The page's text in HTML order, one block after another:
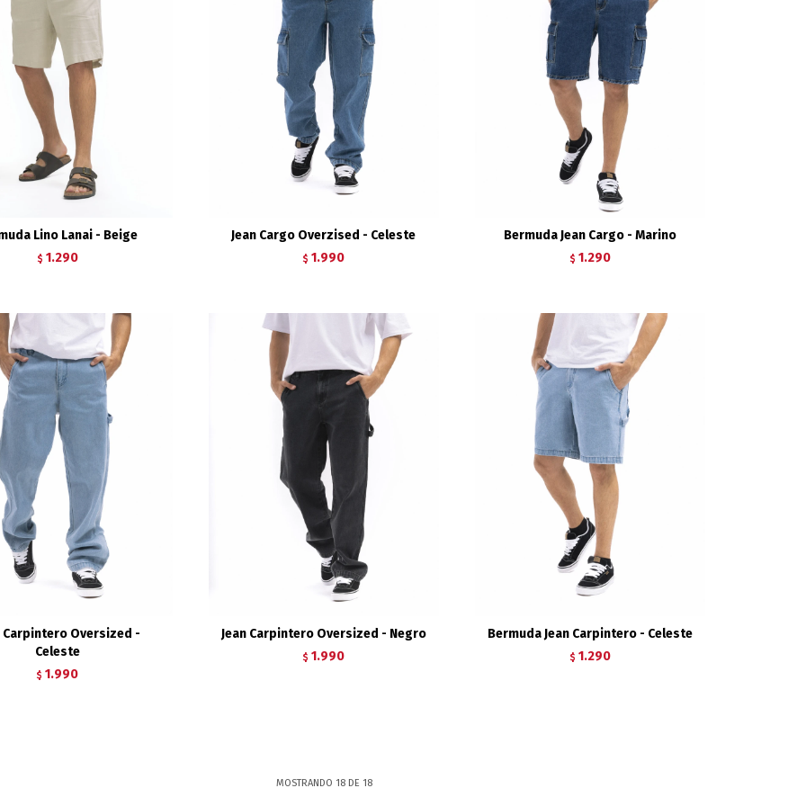
Lino Lanai - Beige
$ 1.290
Jean Cargo Overzised - Celeste
$ 1.990
Bermuda Jean Cargo - Marino
$ 1.290
Carpintero Oversized -
Celeste
$ 1.990
Jean Carpintero Oversized - Negro
$ 1.990
Bermuda Jean Carpintero - Celeste
$ 1.290
MOSTRANDO 18DE 18